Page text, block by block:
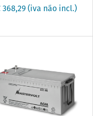
368,29(iva não incl.)